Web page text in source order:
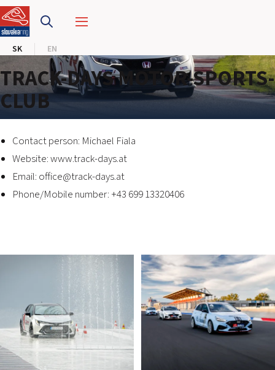
SK EN
PRETEKÁRSKY OKRUH
MOTOKÁRY
CENTRUM BEZPEČNEJ JAZDY
HOTEL RING
KALENDÁR
SK
E-SHOP A VSTUPENKY
TRACK-DAYS MOTOR-SPORTS-
CLUB
Contact person: Michael Fiala
Website:www.track-days.at
Email: office@track-days.at
Phone/Mobile number: +43 699 13320406